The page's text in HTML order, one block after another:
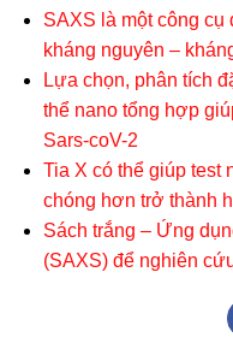
SAXS là một công cụ
kháng nguyên –
Lựa chọn, phân tích
thể nano tổng hợp
Sars-coV-2
Tia X có thể giúp test
chóng hơn trở thành
Sách trắng – Ứng
(SAXS) để nghiên